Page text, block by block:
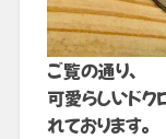
ご覧の通り、
可愛らしいド
れております。